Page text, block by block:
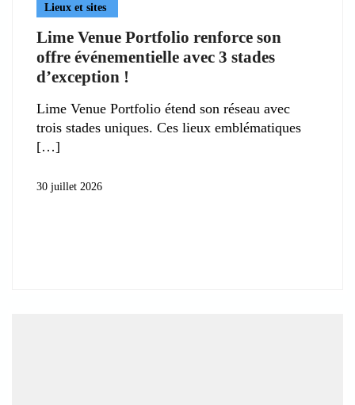
Lieux et sites
Lime Venue Portfolio renforce son
offre événementielle avec 3 stades
d’exception !
Lime Venue Portfolio étend son réseau avec
trois stades uniques. Ces lieux emblématiques
30 juillet 2026